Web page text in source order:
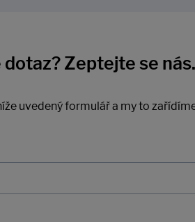
dotaz? Zeptejte se nás.
uvedený formulář a my to